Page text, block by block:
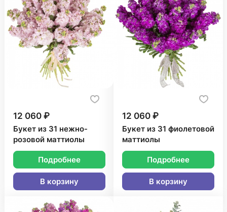
12 060 ₽
Букет из 31 нежно-
розовой маттиолы
Подробнее
В корзину
12 060 ₽
Букет из 31 фиолетовой
маттиолы
Подробнее
В корзину